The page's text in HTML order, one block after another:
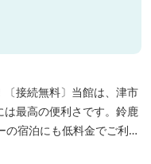
接続無料〕当館は、津市
最高の便利さです。鈴鹿
宿泊にも低料金でご利用